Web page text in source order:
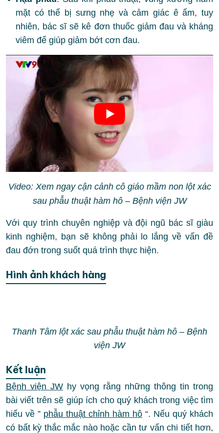
mặt có thể bị sưng nhẹ và cảm giác ê ẩm, tuy
nhiên, bác sĩ sẽ kê đơn thuốc giảm đau và kháng
viêm để giúp giảm bớt cơn đau.
Video: Xem ngay cận cảnh cô giáo mầm non lột xác
sau phẫu thuật hàm hô – Bệnh viện JW
Với quy trình chuyên nghiệp và đội ngũ bác sĩ giàu
kinh nghiệm, bạn sẽ không phải lo lắng về vấn đề
đau đớn trong suốt quá trình thực hiện.
Hình ảnh khách hàng
Thanh Tâm lột xác sau phẫu thuật hàm hô – Bệnh
viện JW
Kết luận
Bệnh viện JW hy vọng rằng những thông tin trong
bài viết trên sẽ giúp ích cho quý khách trong việc tìm
hiểu về ” phẫu thuật chỉnh hàm hô “. Nếu quý khách
có bất kỳ thắc mắc nào hoặc cần tư vấn chi tiết hơn,